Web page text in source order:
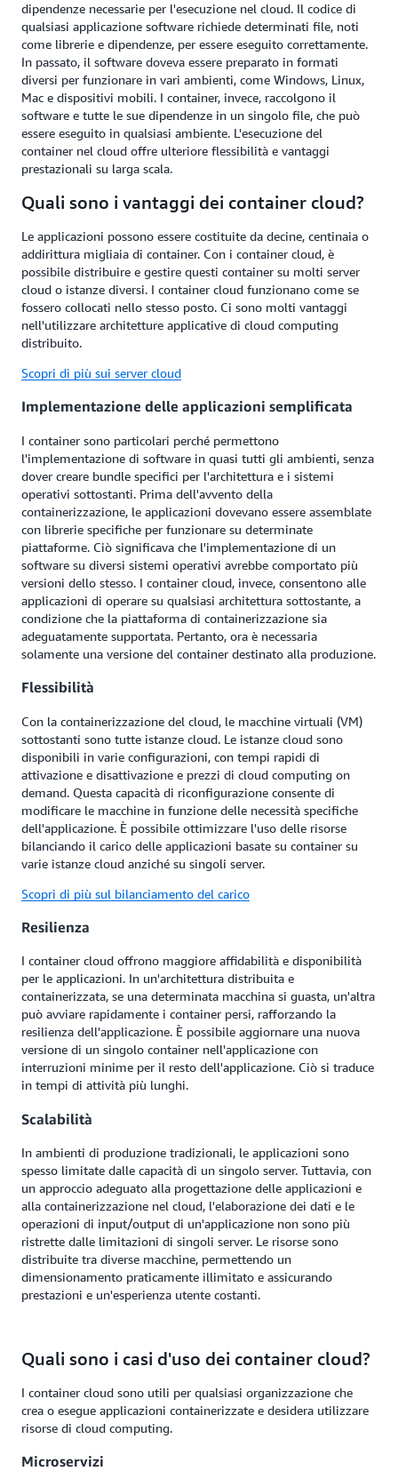
dipendenze necessarie per l'esecuzione nel cloud. Il codice di
qualsiasi applicazione software richiede determinati file, noti
come librerie e dipendenze, per essere eseguito correttamente.
In passato, il software doveva essere preparato in formati
diversi per funzionare in vari ambienti, come Windows, Linux,
Mac e dispositivi mobili. I container, invece, raccolgono il
software e tutte le sue dipendenze in un singolo file, che può
essere eseguito in qualsiasi ambiente. L'esecuzione del
container nel cloud offre ulteriore flessibilità e vantaggi
prestazionali su larga scala.
Quali sono i vantaggi dei container cloud?
Le applicazioni possono essere costituite da decine, centinaia o
addirittura migliaia di container. Con i container cloud, è
possibile distribuire e gestire questi container su molti server
cloud o istanze diversi. I container cloud funzionano come se
fossero collocati nello stesso posto. Ci sono molti vantaggi
nell'utilizzare architetture applicative di cloud computing
distribuito.
Scopri di più sui server cloud
Implementazione delle applicazioni semplificata
I container sono particolari perché permettono
l'implementazione di software in quasi tutti gli ambienti, senza
dover creare bundle specifici per l'architettura e i sistemi
operativi sottostanti. Prima dell'avvento della
containerizzazione, le applicazioni dovevano essere assemblate
con librerie specifiche per funzionare su determinate
piattaforme. Ciò significava che l'implementazione di un
software su diversi sistemi operativi avrebbe comportato più
versioni dello stesso. I container cloud, invece, consentono alle
applicazioni di operare su qualsiasi architettura sottostante, a
condizione che la piattaforma di containerizzazione sia
adeguatamente supportata. Pertanto, ora è necessaria
solamente una versione del container destinato alla produzione.
Flessibilità
Con la containerizzazione del cloud, le macchine virtuali (VM)
sottostanti sono tutte istanze cloud. Le istanze cloud sono
disponibili in varie configurazioni, con tempi rapidi di
attivazione e disattivazione e prezzi di cloud computing on
demand. Questa capacità di riconfigurazione consente di
modificare le macchine in funzione delle necessità specifiche
dell'applicazione. È possibile ottimizzare l'uso delle risorse
bilanciando il carico delle applicazioni basate su container su
varie istanze cloud anziché su singoli server.
Scopri di più sul bilanciamento del carico
Resilienza
I container cloud offrono maggiore affidabilità e disponibilità
per le applicazioni. In un'architettura distribuita e
containerizzata, se una determinata macchina si guasta, un'altra
può avviare rapidamente i container persi, rafforzando la
resilienza dell'applicazione. È possibile aggiornare una nuova
versione di un singolo container nell'applicazione con
interruzioni minime per il resto dell'applicazione. Ciò si traduce
in tempi di attività più lunghi.
Scalabilità
In ambienti di produzione tradizionali, le applicazioni sono
spesso limitate dalle capacità di un singolo server. Tuttavia, con
un approccio adeguato alla progettazione delle applicazioni e
alla containerizzazione nel cloud, l'elaborazione dei dati e le
operazioni di input/output di un'applicazione non sono più
ristrette dalle limitazioni di singoli server. Le risorse sono
distribuite tra diverse macchine, permettendo un
dimensionamento praticamente illimitato e assicurando
prestazioni e un'esperienza utente costanti.
Quali sono i casi d'uso dei container cloud?
I container cloud sono utili per qualsiasi organizzazione che
crea o esegue applicazioni containerizzate e desidera utilizzare
risorse di cloud computing.
Microservizi